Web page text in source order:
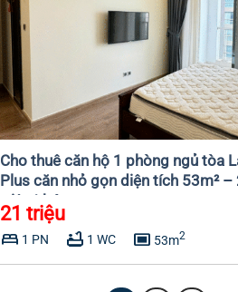
Cho thuê căn hộ 1 phòng ngủ tòa
Plus căn nhỏ gọn diện tích 53m² –
triệu/tháng
21 triệu
bed 1 PN bathtub 1 WC capture 53m2